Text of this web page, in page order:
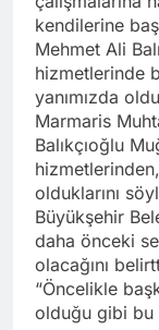
kendilerine
Mehmet Ali
hizmetlerinde
yanımızda
Marmaris
Balıkçıoğlu
olduklarını
Büyükşehir
daha önceki
olacağını
“Öncelikle
olduğu gibi bu